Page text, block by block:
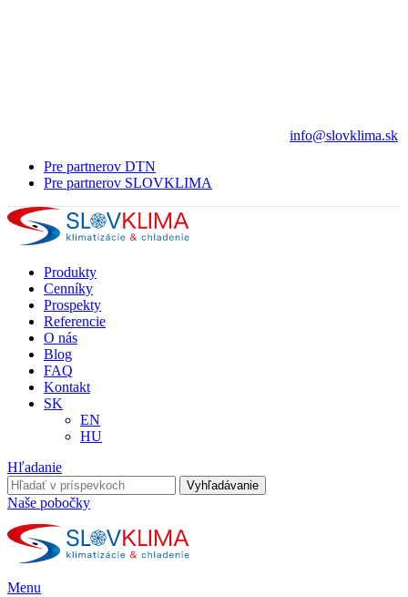
info@slovklima.sk
Pre partnerov DTN
Pre partnerov SLOVKLIMA
Produkty
Cenníky
Prospekty
Referencie
O nás
Blog
FAQ
Kontakt
SK
EN
HU
Hľadanie
Vyhľadávanie
Naše pobočky
Menu